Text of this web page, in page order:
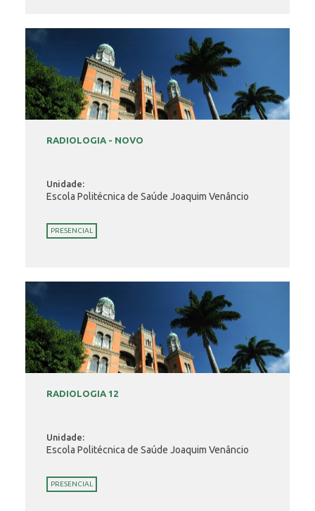
RADIOLOGIA - NOVO
Unidade:
Escola Politécnica de Saúde Joaquim Venâncio
PRESENCIAL
RADIOLOGIA 12
Unidade:
Escola Politécnica de Saúde Joaquim Venâncio
PRESENCIAL